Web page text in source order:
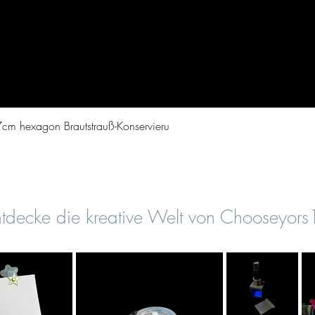
Schnellansicht
hexagon Brautstrauß-Konservieru
die kreative Welt von